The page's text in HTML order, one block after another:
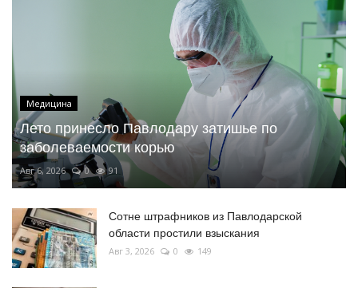
Медицина
Лето принесло Павлодару затишье по
заболеваемости корью
Авг 6, 2026 0 91
Сотне штрафников из Павлодарской
области простили взыскания
Авг 3, 2026 0 149